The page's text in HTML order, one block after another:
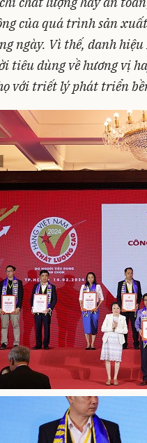
của quá trình sản
ngày. Vì thế, danh
tiêu dùng về hương vị
với triết lý phát triển